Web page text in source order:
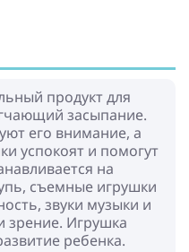
продукт для
засыпание.
его внимание, а
успокоят и помогут
на
съемные игрушки
звуки музыки и
зрение. Игрушка
ребенка.